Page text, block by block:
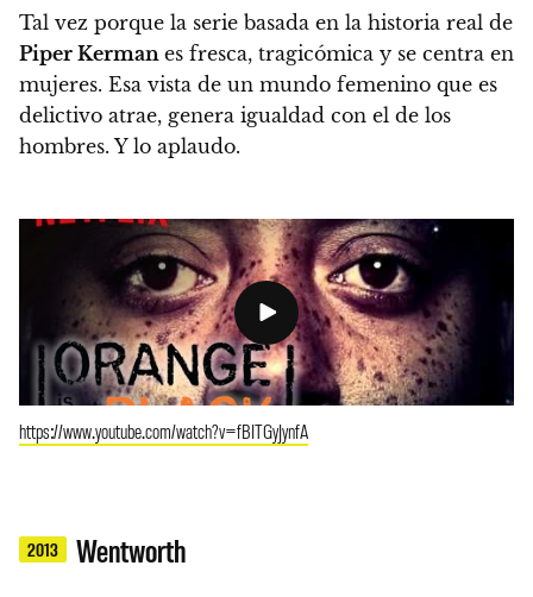
Tal vez porque la serie basada en la historia real de
Piper Kerman es fresca, tragicómica y se centra en
mujeres. Esa vista de un mundo femenino que es
delictivo atrae, genera igualdad con el de los
hombres. Y lo aplaudo.
https://www.youtube.com/watch?v=fBITGyJynfA
2013 Wentworth